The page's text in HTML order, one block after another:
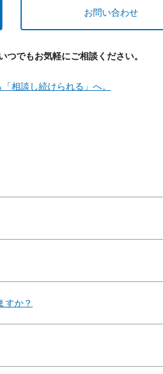
お問い合わせ
つでもお気軽にご相談ください。
相談し続けられる」へ。
すか？